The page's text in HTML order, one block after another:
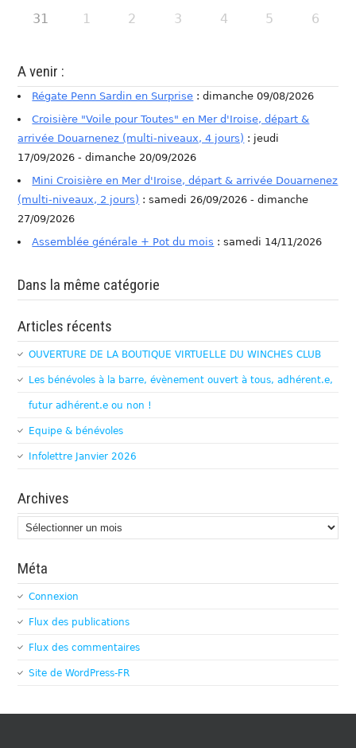
31 1 2 3 4 5 6
A venir :
Régate Penn Sardin en Surprise : dimanche 09/08/2026
Croisière "Voile pour Toutes" en Mer d'Iroise, départ &
arrivée Douarnenez (multi-niveaux, 4 jours) : jeudi
17/09/2026 - dimanche 20/09/2026
Mini Croisière en Mer d'Iroise, départ & arrivée Douarnenez
(multi-niveaux, 2 jours) : samedi 26/09/2026 - dimanche
27/09/2026
Assemblée générale + Pot du mois : samedi 14/11/2026
Dans la même catégorie
Articles récents
OUVERTURE DE LA BOUTIQUE VIRTUELLE DU WINCHES CLUB
Les bénévoles à la barre, évènement ouvert à tous, adhérent.e,
futur adhérent.e ou non !
Equipe & bénévoles
Infolettre Janvier 2026
Archives
Archives
Méta
Connexion
Flux des publications
Flux des commentaires
Site de WordPress-FR